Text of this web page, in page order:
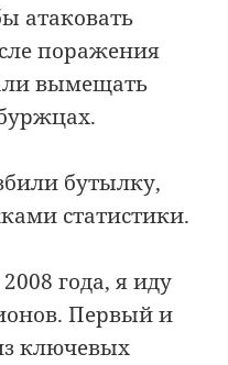
атаковать
поражения
вымещать
бутылку,
статистики.
года, я иду
Первый и
ключевых